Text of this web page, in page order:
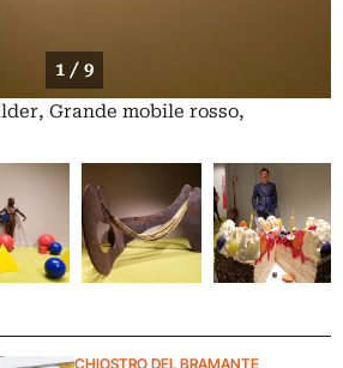
1 / 9
Grande mobile rosso,
CHIOSTRO DEL BRAMANTE